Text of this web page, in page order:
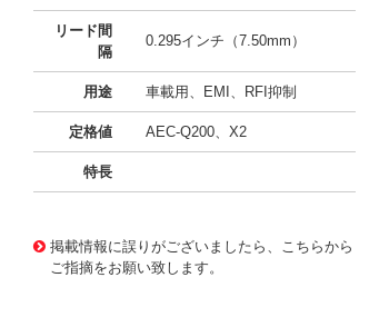
リード間
隔
0.295インチ（7.50mm）
用途 車載用、EMI、RFI抑制
定格値 AEC-Q200、X2
特長
掲載情報に誤りがございましたら、こちらから
ご指摘をお願い致します。